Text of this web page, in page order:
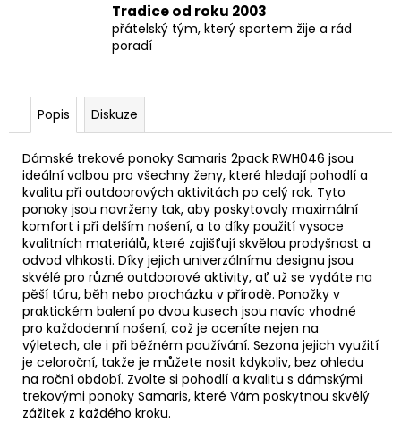
Tradice od roku 2003
přátelský tým, který sportem žije a rád
poradí
Popis Diskuze
Dámské trekové ponoky Samaris 2pack RWH046 jsou
ideální volbou pro všechny ženy, které hledají pohodlí a
kvalitu při outdoorových aktivitách po celý rok. Tyto
ponoky jsou navrženy tak, aby poskytovaly maximální
komfort i při delším nošení, a to díky použití vysoce
kvalitních materiálů, které zajišťují skvělou prodyšnost a
odvod vlhkosti. Díky jejich univerzálnímu designu jsou
skvélé pro různé outdoorové aktivity, ať už se vydáte na
pěší túru, běh nebo procházku v přírodě. Ponožky v
praktickém balení po dvou kusech jsou navíc vhodné
pro každodenní nošení, což je oceníte nejen na
výletech, ale i při běžném používání. Sezona jejich využití
je celoroční, takže je můžete nosit kdykoliv, bez ohledu
na roční období. Zvolte si pohodlí a kvalitu s dámskými
trekovými ponoky Samaris, které Vám poskytnou skvělý
zážitek z každého kroku.